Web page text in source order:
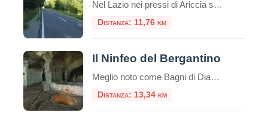
Nel Lazio nei pressi di Ariccia sui Castelli Romani esiste una strada magica, la “Salita Stregata” o “Salita del Diavolo“: lungo una salita rettilinea, ogni cosa lasciata libera sul suolo, invece di scendere inizia a salire! La strada si trova precisamente al Km. 11,600 della Strada Statale 218, a pochi passi da Roma. Questo insolito […]
Distanza: 11,76 km
Il Ninfeo del Bergantino
Meglio noto come Bagni di Diana, il Ninfeo Bergantino si trova sulla riva occidentale del Lago Albano, circa a metà strada tra il Ninfeo Dorico e l'Emissario del lago. Seguendo la riva occidentale del lago di Albano, dopo circa due chilometri in senso a
Distanza: 13,34 km